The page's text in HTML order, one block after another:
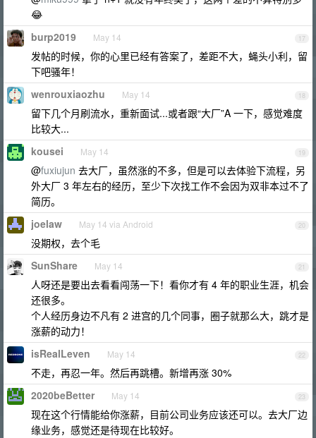
😂
17
burp2019 May 14
发帖的时候，你的心里已经有答案了，差距不大，蝇头小利，留
下吧骚年！
18
wenrouxiaozhu May 14
留下几个月刷流水，重新面试...或者跟“大厂”A 一下，感觉难度
比较大...
19
kousei May 14
@fuxiujun 去大厂，虽然涨的不多，但是可以去体验下流程，另
外大厂 3 年左右的经历，至少下次找工作不会因为双非本过不了
简历。
20
joelaw May 14 via Android
没期权，去个毛
21
SunShare May 14
人呀还是要出去看看闯荡一下！看你才有 4 年的职业生涯，机会
还很多。
个人经历身边不凡有 2 进宫的几个同事，圈子就那么大，跳才是
涨薪的动力！
22
isRealLeven May 14
不走，再忍一年。然后再跳槽。新增再涨 30%
23
2020beBetter May 14
现在这个行情能给你涨薪，目前公司业务应该还可以。去大厂边
缘业务，感觉还是待现在比较好。